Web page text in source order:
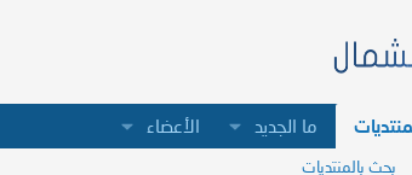
ما الجديد الأعضاء
بحث بالمنتديات